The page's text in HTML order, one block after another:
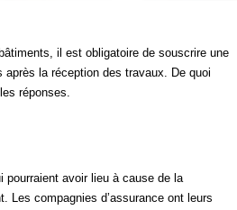
il est obligatoire de souscrire une
la réception des travaux. De quoi
réponses.
pourraient avoir lieu à cause de la
Les compagnies d’assurance ont leurs